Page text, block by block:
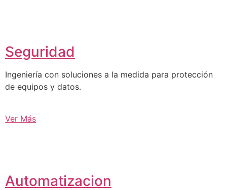
Seguridad
Ingeniería con soluciones a la medida para protección
de equipos y datos.
Ver Más
Automatizacion